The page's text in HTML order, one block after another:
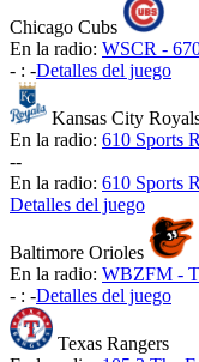
Chicago Cubs
En la radio: WSCR -
- : -Detalles del juego
Kansas City
En la radio: 610 Sports
--
En la radio: 610 Sports
Detalles del juego
Baltimore Orioles
En la radio: WBZFM -
- : -Detalles del juego
Texas Rangers